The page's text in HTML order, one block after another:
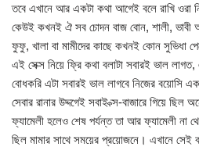
তবে এখানে আর একটা কথা আগেই বলে রাখি
কেউই কখনই ঐ সব চোদন বাজ বোন, শালী, ভাবী
ফুফু, খালা বা মামীদের কাছে কখনই কোন সুভিধা
এই সেক্স নিয়ে ফ্রি কথা বলাটা সবারই ভাল
বোধকরি এটা সবারই ভাল লাগবে নিজের বয়োসি
সেবার রানার উদ্দগেই সবাই ক্স-বাজারে গিয়ে ছিল
ফ্যামেলী হলেও শেষ পর্যন্ত তা আর ফ্যামেলী না
ছিল মামার সাথে সময়ের প্রয়োজনে। এখানে